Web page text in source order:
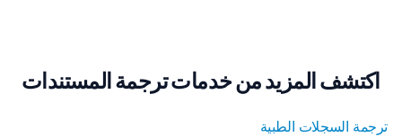
اكتشف المزيد من خدمات ترجمة المستندات
ترجمة السجلات الطبية